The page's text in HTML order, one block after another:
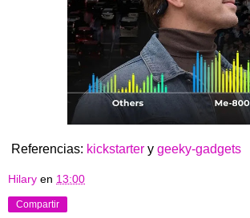
Referencias: kickstarter y geeky-gadgets
Hilary en 13:00
Compartir